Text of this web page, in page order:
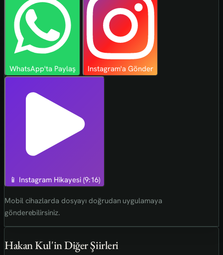
WhatsApp'ta Paylaş Instagram'a Gönder
📱 Instagram Hikayesi (9:16)
Mobil cihazlarda dosyayı doğrudan uygulamaya
gönderebilirsiniz.
Hakan Kul'in Diğer Şiirleri